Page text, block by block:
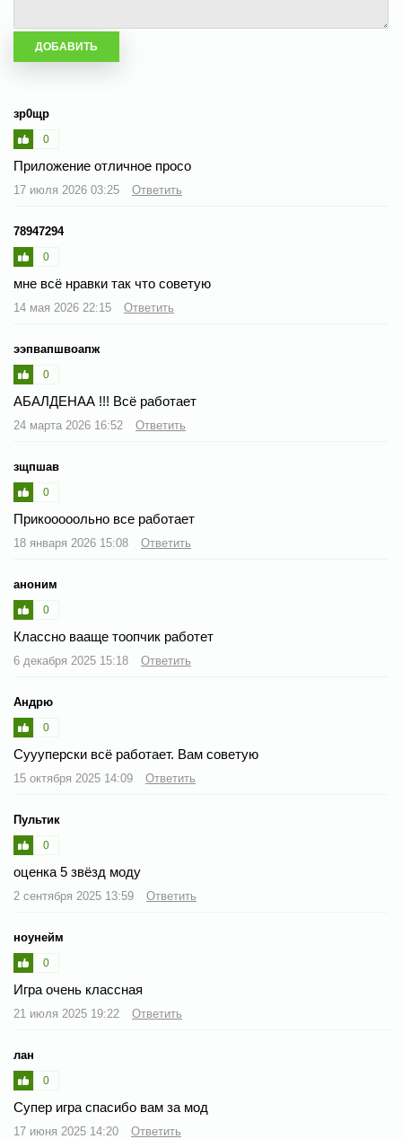
зр0щр
0
Приложение отличное просо
17 июля 2026 03:25 Ответить
78947294
0
мне всё нравки так что советую
14 мая 2026 22:15 Ответить
ээпвапшвоапж
0
АБАЛДЕНАА !!! Всё работает
24 марта 2026 16:52 Ответить
зщпшав
0
Прикооооольно все работает
18 января 2026 15:08 Ответить
аноним
0
Классно вааще тоопчик работет
6 декабря 2025 15:18 Ответить
Андрю
0
Суууперски всë работает. Вам советую
15 октября 2025 14:09 Ответить
Пультик
0
оценка 5 звёзд моду
2 сентября 2025 13:59 Ответить
ноунейм
0
Игра очень классная
21 июля 2025 19:22 Ответить
лан
0
Супер игра спасибо вам за мод
17 июня 2025 14:20 Ответить